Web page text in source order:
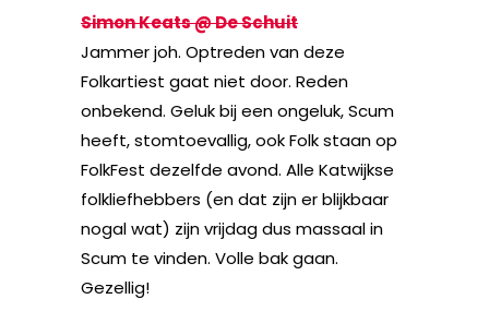
Simon Keats @ De Schuit
Jammer joh. Optreden van deze
Folkartiest gaat niet door. Reden
onbekend. Geluk bij een ongeluk, Scum
heeft, stomtoevallig, ook Folk staan op
FolkFest dezelfde avond. Alle Katwijkse
folkliefhebbers (en dat zijn er blijkbaar
nogal wat) zijn vrijdag dus massaal in
Scum te vinden. Volle bak gaan.
Gezellig!